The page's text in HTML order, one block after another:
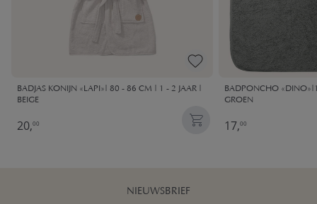
BADJAS KONIJN «LAPI»| 80 - 86 CM | 1 - 2 JAAR |
BEIGE
20,00
BADPONCHO
GROEN
17,00
NIEUWSBRIEF